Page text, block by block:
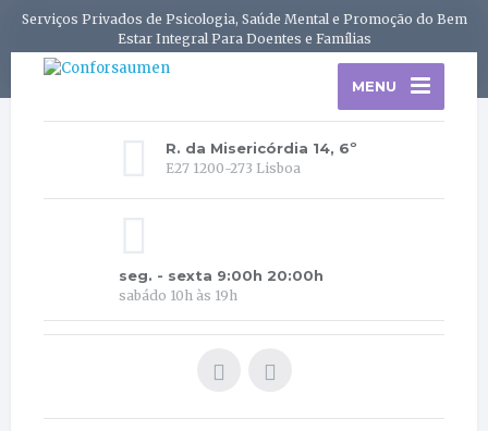
Serviços Privados de Psicologia, Saúde Mental e Promoção do Bem
Estar Integral Para Doentes e Famílias
MENU
R. da Misericórdia 14, 6º
E27 1200-273 Lisboa
seg. - sexta 9:00h 20:00h
sabádo 10h às 19h